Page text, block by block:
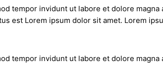
tempor invidunt ut labore et dolore
est Lorem ipsum dolor sit amet. Lorem
tempor invidunt ut labore et dolore